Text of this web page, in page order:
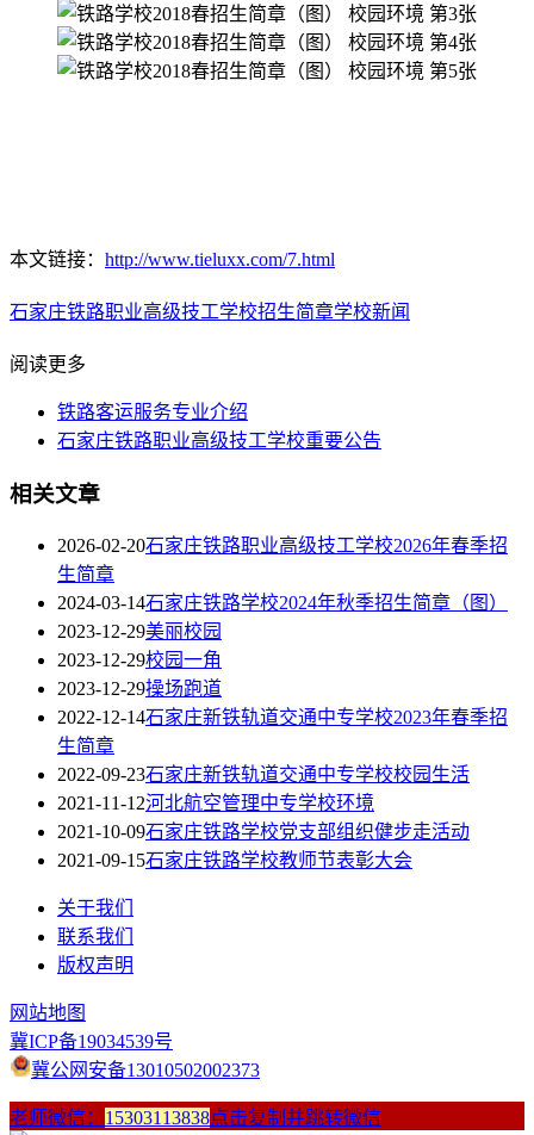
本文链接： http://www.tieluxx.com/7.html
石家庄铁路职业高级技工学校招生简章学校新闻
阅读更多
铁路客运服务专业介绍
石家庄铁路职业高级技工学校重要公告
相关文章
2026-02-20石家庄铁路职业高级技工学校2026年春季招
生简章
2024-03-14石家庄铁路学校2024年秋季招生简章（图）
2023-12-29美丽校园
2023-12-29校园一角
2023-12-29操场跑道
2022-12-14石家庄新铁轨道交通中专学校2023年春季招
生简章
2022-09-23石家庄新铁轨道交通中专学校校园生活
2021-11-12河北航空管理中专学校环境
2021-10-09石家庄铁路学校党支部组织健步走活动
2021-09-15石家庄铁路学校教师节表彰大会
关于我们
联系我们
版权声明
网站地图
冀ICP备19034539号
冀公网安备13010502002373
老师微信： 15303113838点击复制并跳转微信